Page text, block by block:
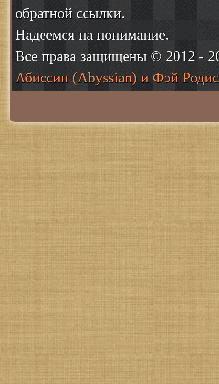
обратной ссылки.
Надеемся на понимание.
Все права защищены © 2012 -
Абиссин (Abyssian) и Фэй